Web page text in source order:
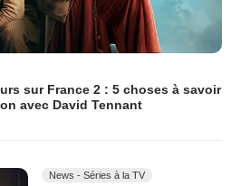
sur France 2 : 5 choses à savoir
avec David Tennant
News - Séries à la TV